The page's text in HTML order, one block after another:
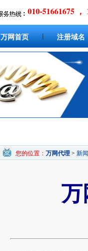
010-51661675 ，
万网首页 注册域名
您的位置： 万网代理 > 新
万